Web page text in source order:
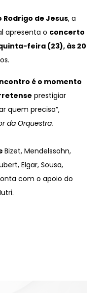
Rodrigo de Jesus, a
apresenta o concerto
feira (23), às 20
é o momento
prestigiar
quem precisa”,
da Orquestra.
Bizet, Mendelssohn,
Elgar, Sousa,
com o apoio do